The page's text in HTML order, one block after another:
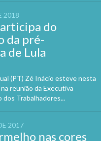
2018
do
da pré-
de Lula
(PT) Zé Inácio esteve nesta
reunião da Executiva
dos Trabalhadores...
2017
nas cores